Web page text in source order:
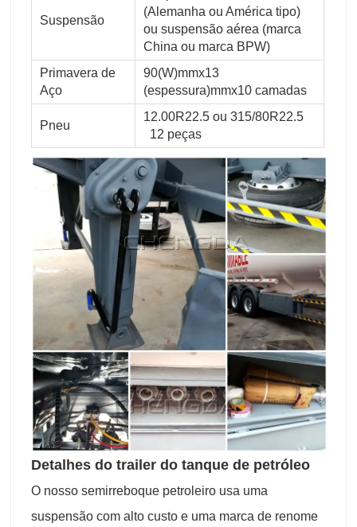
Suspensão
(Alemanha ou América tipo)
ou suspensão aérea (marca
China ou marca BPW)
Primavera de
Aço
90(W)mmx13
(espessura)mmx10 camadas
Pneu
12.00R22.5 ou 315/80R22.5
12 peças
Detalhes do trailer do tanque de petróleo
O nosso semirreboque petroleiro usa uma
suspensão com alto custo e uma marca de renome